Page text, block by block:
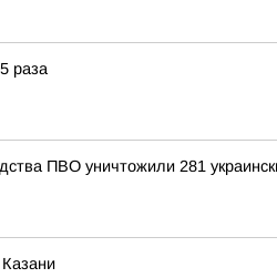
раза
ПВО уничтожили 281